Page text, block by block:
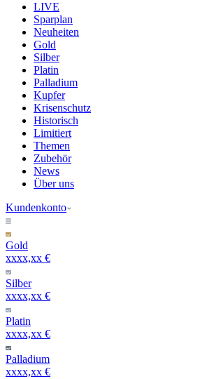
LIVE
Sparplan
Neuheiten
Gold
Silber
Platin
Palladium
Kupfer
Krisenschutz
Historisch
Limitiert
Themen
Zubehör
News
Über uns
Kundenkonto
Gold
xxxx,xx €
Silber
xxxx,xx €
Platin
xxxx,xx €
Palladium
xxxx,xx €